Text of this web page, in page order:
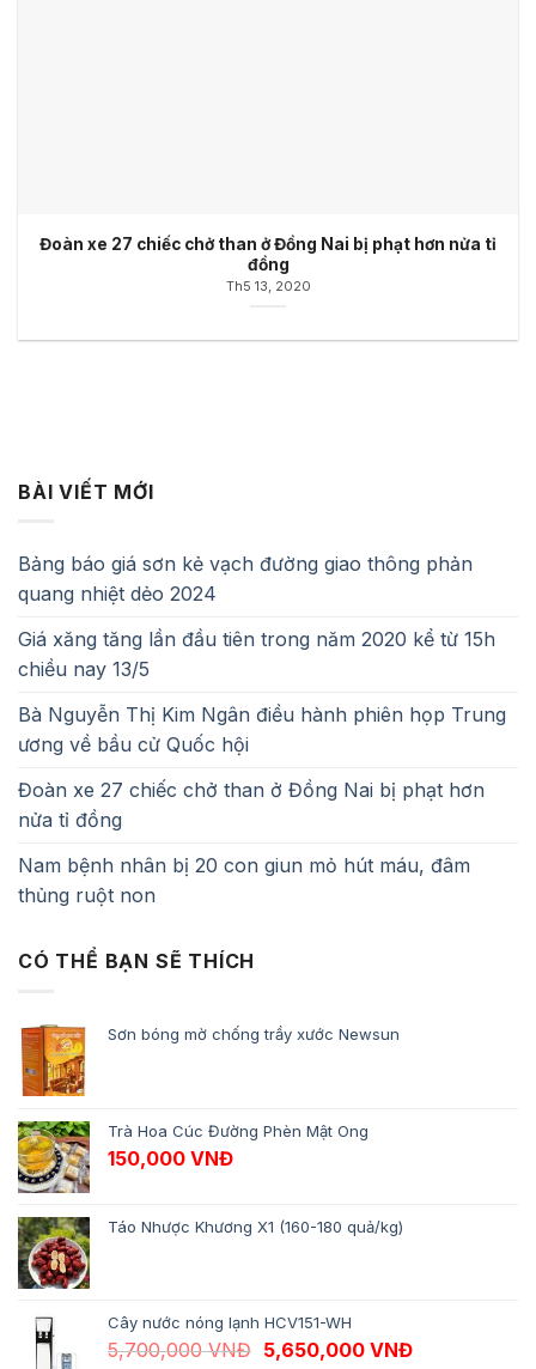
Đoàn xe 27 chiếc chở than ở Đồng Nai bị phạt hơn nửa tỉ
đồng
Th5 13, 2020
BÀI VIẾT MỚI
Bảng báo giá sơn kẻ vạch đường giao thông phản
quang nhiệt dẻo 2024
Giá xăng tăng lần đầu tiên trong năm 2020 kể từ 15h
chiều nay 13/5
Bà Nguyễn Thị Kim Ngân điều hành phiên họp Trung
ương về bầu cử Quốc hội
Đoàn xe 27 chiếc chở than ở Đồng Nai bị phạt hơn
nửa tỉ đồng
Nam bệnh nhân bị 20 con giun mỏ hút máu, đâm
thủng ruột non
CÓ THỂ BẠN SẼ THÍCH
Sơn bóng mờ chống trầy xước Newsun
Trà Hoa Cúc Đường Phèn Mật Ong
150,000 VNĐ
Táo Nhược Khương X1 (160-180 quả/kg)
Cây nước nóng lạnh HCV151-WH
5,700,000VNĐ Giá gốc là: 5,700,000 VNĐ.
5,650,000 VNĐGiá hiện tại